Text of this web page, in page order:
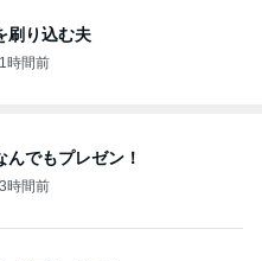
刷り込む夫
時間前
んでもプレゼン！
時間前